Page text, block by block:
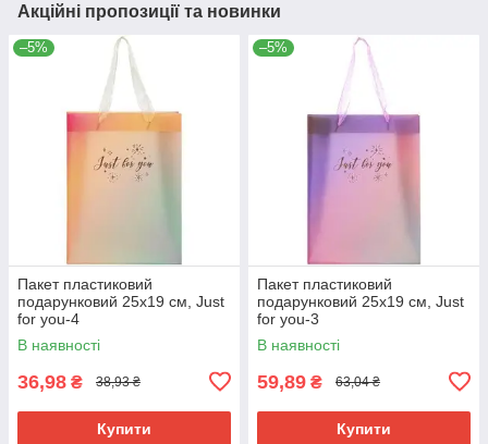
Акційні пропозиції та новинки
–5%
Пакет пластиковий
подарунковий 25х19 см, Just
for you-4
В наявності
36,98 ₴ 38,93 ₴
Купити
–5%
Пакет пластиковий
подарунковий 25х19 см, Just
for you-3
В наявності
59,89 ₴ 63,04 ₴
Купити